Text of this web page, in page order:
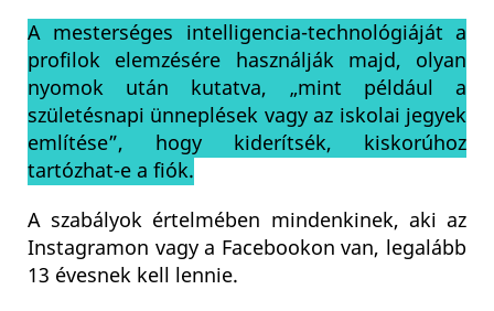
A mesterséges intelligencia-technológiáját a
profilok elemzésére használják majd, olyan
nyomok után kutatva, „mint például a
születésnapi ünneplések vagy az iskolai jegyek
említése”, hogy kiderítsék, kiskorúhoz
tartózhat-e a fiók.
A szabályok értelmében mindenkinek, aki az
Instagramon vagy a Facebookon van, legalább
13 évesnek kell lennie.